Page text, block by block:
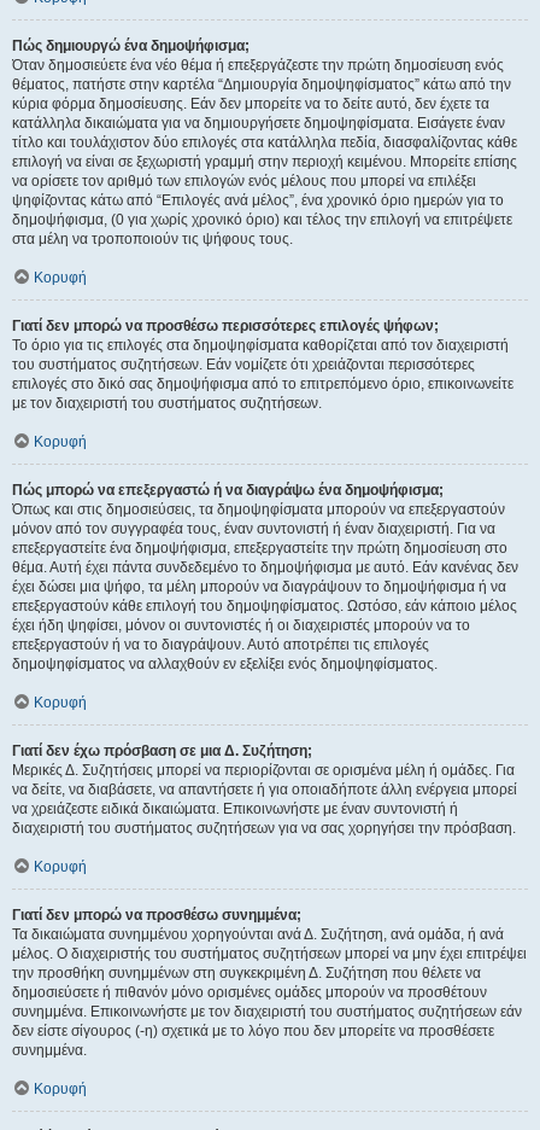
Πώς δημιουργώ ένα δημοψήφισμα;
Όταν δημοσιεύετε ένα νέο θέμα ή επεξεργάζεστε την πρώτη δημοσίευση ενός
θέματος, πατήστε στην καρτέλα “Δημιουργία δημοψηφίσματος” κάτω από την
κύρια φόρμα δημοσίευσης. Εάν δεν μπορείτε να το δείτε αυτό, δεν έχετε τα
κατάλληλα δικαιώματα για να δημιουργήσετε δημοψηφίσματα. Εισάγετε έναν
τίτλο και τουλάχιστον δύο επιλογές στα κατάλληλα πεδία, διασφαλίζοντας κάθε
επιλογή να είναι σε ξεχωριστή γραμμή στην περιοχή κειμένου. Μπορείτε επίσης
να ορίσετε τον αριθμό των επιλογών ενός μέλους που μπορεί να επιλέξει
ψηφίζοντας κάτω από “Επιλογές ανά μέλος”, ένα χρονικό όριο ημερών για το
δημοψήφισμα, (0 για χωρίς χρονικό όριο) και τέλος την επιλογή να επιτρέψετε
στα μέλη να τροποποιούν τις ψήφους τους.
Κορυφή
Γιατί δεν μπορώ να προσθέσω περισσότερες επιλογές ψήφων;
Το όριο για τις επιλογές στα δημοψηφίσματα καθορίζεται από τον διαχειριστή
του συστήματος συζητήσεων. Εάν νομίζετε ότι χρειάζονται περισσότερες
επιλογές στο δικό σας δημοψήφισμα από το επιτρεπόμενο όριο, επικοινωνείτε
με τον διαχειριστή του συστήματος συζητήσεων.
Κορυφή
Πώς μπορώ να επεξεργαστώ ή να διαγράψω ένα δημοψήφισμα;
Όπως και στις δημοσιεύσεις, τα δημοψηφίσματα μπορούν να επεξεργαστούν
μόνον από τον συγγραφέα τους, έναν συντονιστή ή έναν διαχειριστή. Για να
επεξεργαστείτε ένα δημοψήφισμα, επεξεργαστείτε την πρώτη δημοσίευση στο
θέμα. Αυτή έχει πάντα συνδεδεμένο το δημοψήφισμα με αυτό. Εάν κανένας δεν
έχει δώσει μια ψήφο, τα μέλη μπορούν να διαγράψουν το δημοψήφισμα ή να
επεξεργαστούν κάθε επιλογή του δημοψηφίσματος. Ωστόσο, εάν κάποιο μέλος
έχει ήδη ψηφίσει, μόνον οι συντονιστές ή οι διαχειριστές μπορούν να το
επεξεργαστούν ή να το διαγράψουν. Αυτό αποτρέπει τις επιλογές
δημοψηφίσματος να αλλαχθούν εν εξελίξει ενός δημοψηφίσματος.
Κορυφή
Γιατί δεν έχω πρόσβαση σε μια Δ. Συζήτηση;
Μερικές Δ. Συζητήσεις μπορεί να περιορίζονται σε ορισμένα μέλη ή ομάδες. Για
να δείτε, να διαβάσετε, να απαντήσετε ή για οποιαδήποτε άλλη ενέργεια μπορεί
να χρειάζεστε ειδικά δικαιώματα. Επικοινωνήστε με έναν συντονιστή ή
διαχειριστή του συστήματος συζητήσεων για να σας χορηγήσει την πρόσβαση.
Κορυφή
Γιατί δεν μπορώ να προσθέσω συνημμένα;
Τα δικαιώματα συνημμένου χορηγούνται ανά Δ. Συζήτηση, ανά ομάδα, ή ανά
μέλος. Ο διαχειριστής του συστήματος συζητήσεων μπορεί να μην έχει επιτρέψει
την προσθήκη συνημμένων στη συγκεκριμένη Δ. Συζήτηση που θέλετε να
δημοσιεύσετε ή πιθανόν μόνο ορισμένες ομάδες μπορούν να προσθέτουν
συνημμένα. Επικοινωνήστε με τον διαχειριστή του συστήματος συζητήσεων εάν
δεν είστε σίγουρος (-η) σχετικά με το λόγο που δεν μπορείτε να προσθέσετε
συνημμένα.
Κορυφή